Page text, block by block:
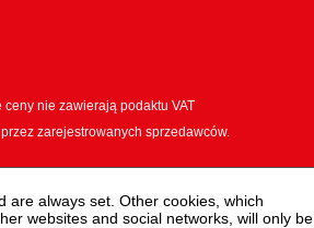
ceny nie zawierają podaktu VAT
zarejestrowanych sprzedawców.
are always set. Other cookies, which
websites and social networks, will only be